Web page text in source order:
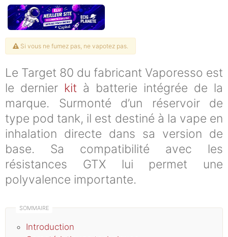
Si vous ne fumez pas, ne vapotez pas.
Le Target 80 du fabricant Vaporesso est
le dernier kit à batterie intégrée de la
marque. Surmonté d’un réservoir de
type pod tank, il est destiné à la vape en
inhalation directe dans sa version de
base. Sa compatibilité avec les
résistances GTX lui permet une
polyvalence importante.
Introduction